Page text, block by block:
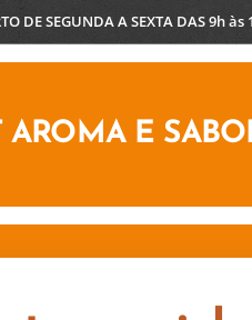
DE SEGUNDA A SEXTA DAS 9h às
AROMA E